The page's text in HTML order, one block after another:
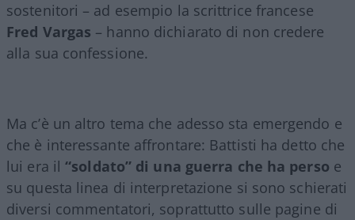
sostenitori – ad esempio la scrittrice francese
Fred Vargas – hanno dichiarato di non credere
alla sua confessione.
Ma c’è un altro tema che adesso sta emergendo e
che è interessante affrontare: Battisti ha detto che
lui era il“soldato” di una guerra che ha perso e
su questa linea di interpretazione si sono schierati
diversi commentatori, soprattutto sulle pagine di